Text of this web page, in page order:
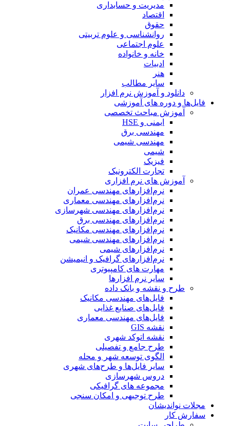
مدیریت و حسابداری
اقتصاد
حقوق
روانشناسی و علوم تربیتی
علوم اجتماعی
خانه و خانواده
ادبیات
هنر
سایر مطالب
دانلود و آموزش نرم افزار
فایل‌ها و دوره های آموزشی
آموزش مباحث تخصصی
ایمنی و HSE
مهندسی برق
مهندسی شیمی
شیمی
فیزیک
تجارت الکترونیک
آموزش های نرم افزاری
نرم‌افزارهای مهندسی عمران
نرم‌افزارهای مهندسی معماری
نرم‌افزارهای مهندسی شهرسازی
نرم‌افزارهای مهندسی برق
نرم‌افزارهای مهندسی مکانیک
نرم‌افزارهای مهندسی شیمی
نرم‌افزارهای شیمی
نرم‌افزارهای گرافیک و انیمیشن
مهارت های کامپیوتری
سایر نرم افزارها
طرح و نقشه و بانک داده
فایل‌های مهندسی مکانیک
فایل‌های صنایع غذایی
فایل‌های مهندسی معماری
نقشه GIS
نقشه اتوکد شهری
طرح جامع و تفصیلی
الگوی توسعه شهر و محله
سایر فایل‌ها و طرح‌های شهری
دروس شهرسازی
مجموعه های گرافیکی
طرح توجیهی و امکان سنجی
مجلات نواندیشان
سفارش کار